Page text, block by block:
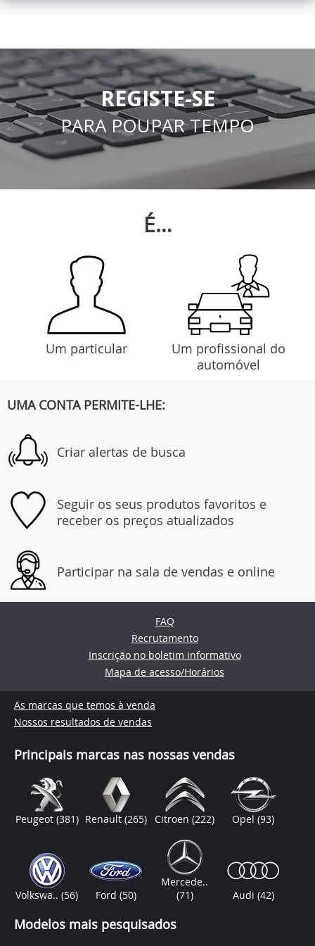
REGISTE-SE
PARA POUPAR TEMPO
É…
Um particular
Um profissional do
automóvel
UMA CONTA PERMITE-LHE:
Criar alertas de busca
Seguir os seus produtos favoritos e
receber os preços atualizados
Participar na sala de vendas e online
FAQ
Recrutamento
Inscrição no boletim informativo
Mapa de acesso/Horários
As marcas que temos à venda
Nossos resultados de vendas
Principais marcas nas nossas vendas
Peugeot (381) Renault (265) Citroen(222) Opel(93)
Volkswa..(56) Ford (50)
Mercede..
(71)
Audi (42)
Modelos mais pesquisados